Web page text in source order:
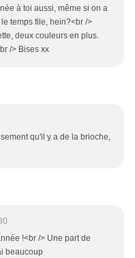
à toi aussi, même si on a
temps file, hein?<br />
deux couleurs en plus.
/> Bises xx
qu'il y a de la brioche,
!<br /> Une part de
beaucoup